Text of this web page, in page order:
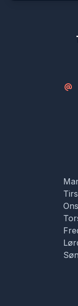
Trådløs